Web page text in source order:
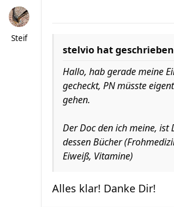
Steif
stelvio hat
Hallo, hab gerade meine
gecheckt, PN müsste
gehen.
Der Doc den ich meine, ist
dessen Bücher
Eiweiß, Vitamine)
Alles klar! Danke Dir!